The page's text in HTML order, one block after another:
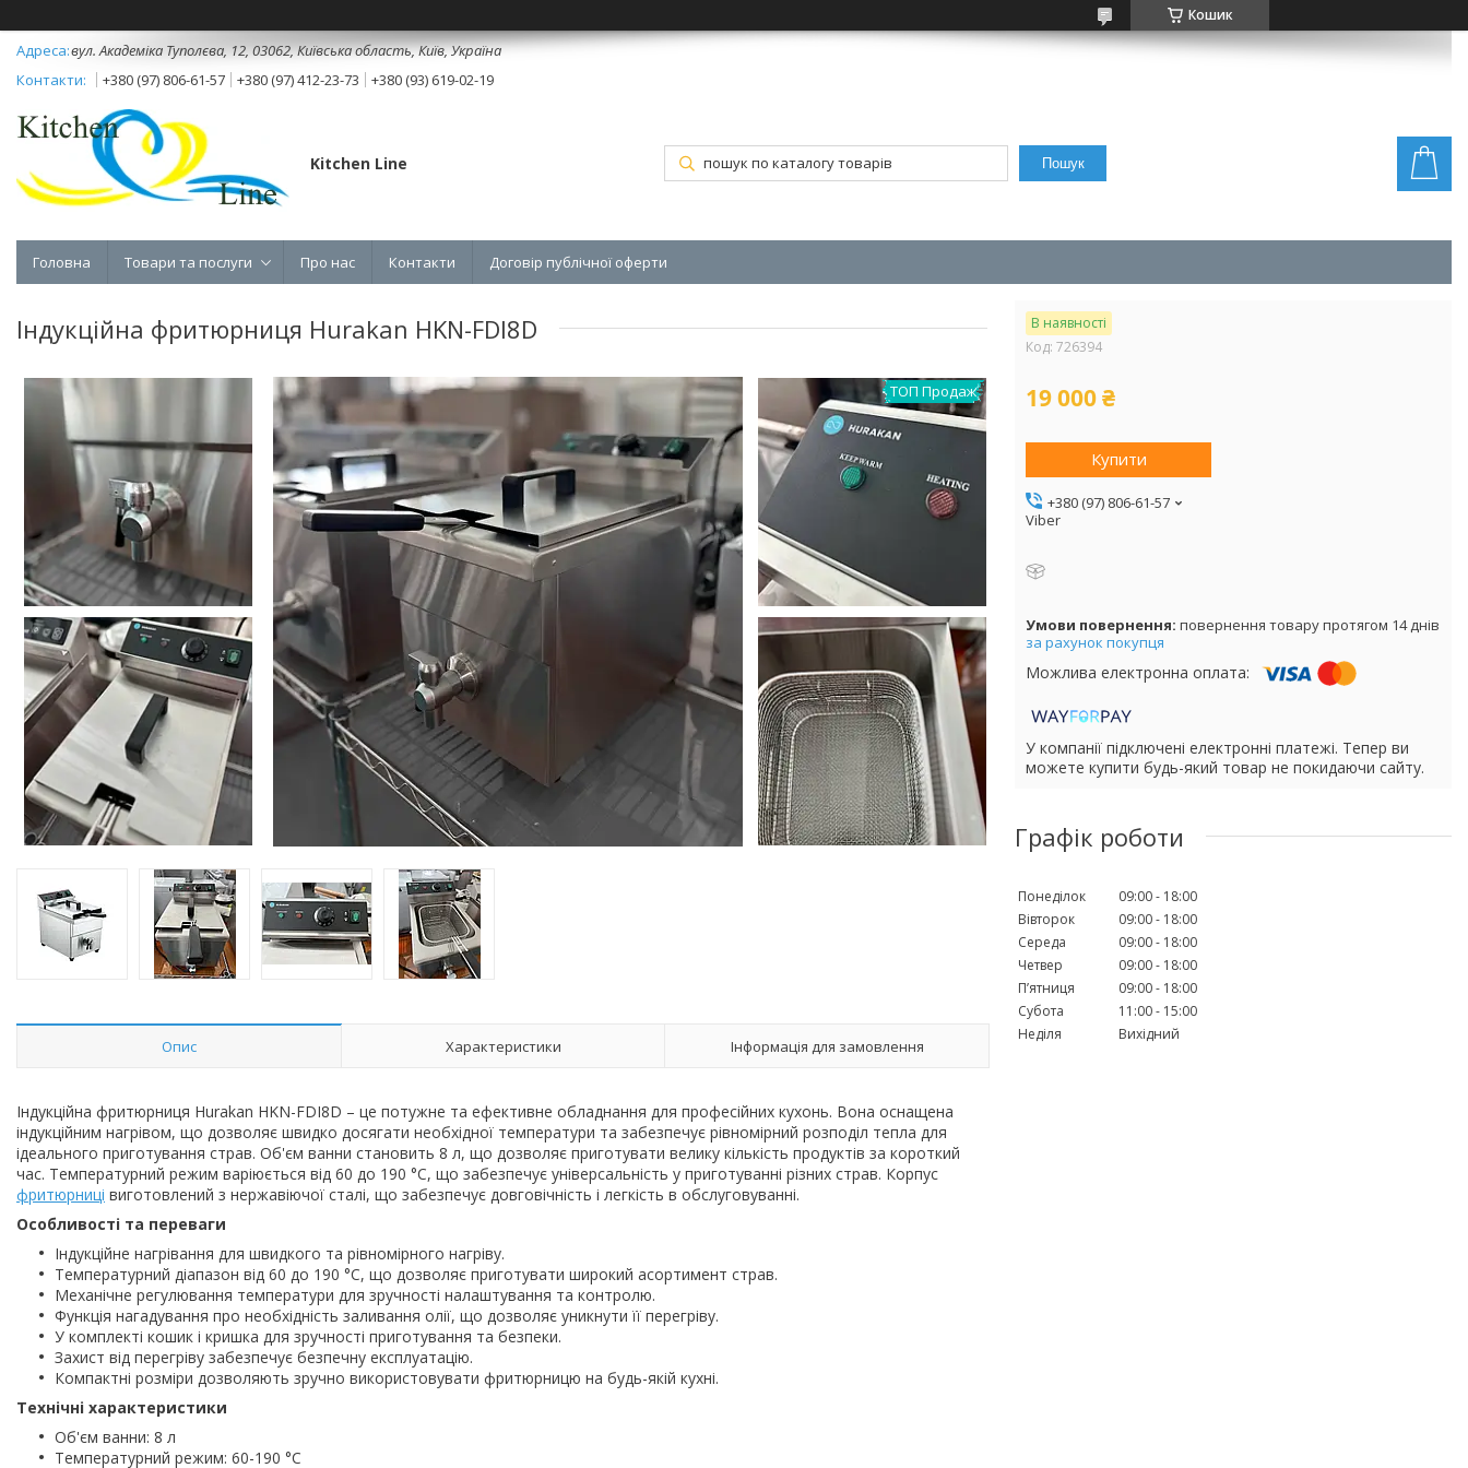
Кошик
вул. Академіка Туполєва, 12, 03062, Київська область, Київ, Україна
+380 (97) 806-61-57
+380 (97) 412-23-73 +380 (93) 619-02-19
Kitchen Line Пошук
Головна Товари та послуги Про нас Контакти Договір публічної оферти
Індукційна фритюрниця Hurakan HKN-FDI8D
ТОП Продаж
Опис Характеристики Інформація для замовлення
Індукційна фритюрниця Hurakan HKN-FDI8D – це потужне та ефективне обладнання для професійних кухонь. Вона оснащена
індукційним нагрівом, що дозволяє швидко досягати необхідної температури та забезпечує рівномірний розподіл тепла для
ідеального приготування страв. Об'єм ванни становить 8 л, що дозволяє приготувати велику кількість продуктів за короткий
час. Температурний режим варіюється від 60 до 190 °C, що забезпечує універсальність у приготуванні різних страв. Корпус
фритюрниці виготовлений з нержавіючої сталі, що забезпечує довговічність і легкість в обслуговуванні.
Особливості та переваги
Індукційне нагрівання для швидкого та рівномірного нагріву.
Температурний діапазон від 60 до 190 °C, що дозволяє приготувати широкий асортимент страв.
Механічне регулювання температури для зручності налаштування та контролю.
Функція нагадування про необхідність заливання олії, що дозволяє уникнути її перегріву.
У комплекті кошик і кришка для зручності приготування та безпеки.
Захист від перегріву забезпечує безпечну експлуатацію.
Компактні розміри дозволяють зручно використовувати фритюрницю на будь-якій кухні.
Технічні характеристики
Об'єм ванни: 8 л
Температурний режим: 60-190 °C
В наявності
Код: 726394
19 000 ₴
Купити
+380 (97) 806-61-57
Viber
повернення товару протягом 14 днів
за рахунок покупця
У компанії підключені електронні платежі. Тепер ви
можете купити будь-який товар не покидаючи сайту.
Графік роботи
Понеділок 09:00
18:00
Вівторок
09:00
18:00
Середа
09:00
18:00
Четвер
09:00
18:00
Пʼятниця
09:00
18:00
Субота
11:00
15:00
Неділя
Вихідний